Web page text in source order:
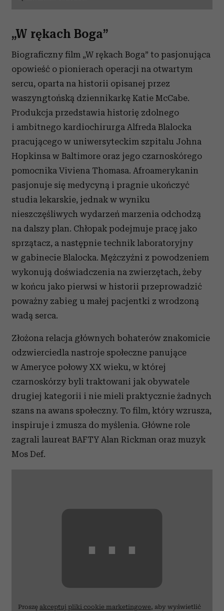
korzystasz z naszej witryny, udostępniamy partnerom
Partnerzy mogą połączyć te informacje z innymi danymi
otrzymanymi od Ciebie lub uzyskanymi podczas
korzystania z ich usług.
„W rękach Boga”
Biograficzny film „W rękach Boga” to pasjonująca
opowieść o pionierach operacji na otwartym
sercu, oparta na historii opisanej przez
waszyngtońską dziennikarkę Katie McCabe.
Produkcja przedstawia historię zdolnego
i ambitnego kardiochirurga Alfreda Blalocka
pracującego w uniwersyteckim szpitalu Johna
Hopkinsa w Baltimore oraz jego czarnoskórego
pomocnika Viviena Thomasa. Afroamerykanin
pasjonuje się medycyną i pragnie ukończyć
studia lekarskie, jednak w wyniku
nieszczęśliwych wydarzeń marzenia odchodzą
na dalszy plan. Chłopak podejmuje pracę jako
sprzątacz, a następnie technik laboratoryjny
w gabinecie Blalocka. Mężczyźni z powodzeniem
wykonują doświadczenia na zwierzętach, żeby
w końcu jako pierwsi w historii przeprowadzić
poważny zabieg u małej pacjentki z wrodzoną
wadą serca.
Złożona relacja głównych bohaterów znakomicie
odzwierciedla nastroje społeczne panujące
w Ameryce połowy XX wieku, w której
czarnoskórzy byli traktowani jak obywatele
drugiej kategorii i nie mieli praktycznie żadnych
szans na awans społeczny. To film, który wzrusza,
inspiruje i zmusza do myślenia. Główne role
zagrali laureat BAFTY Alan Rickman oraz muzyk
Mos Def.
⋯
Proszę akceptuj pliki cookie marketingowe, aby wyświetlić